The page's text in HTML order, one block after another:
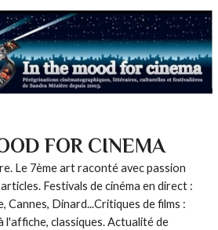
FOR CINEMA
Le 7ème art raconté avec passion
Festivals de cinéma en direct :
Cannes, Dinard...Critiques de films :
l'affiche, classiques. Actualité de